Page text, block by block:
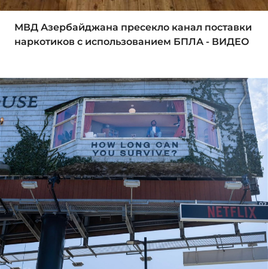
МВД Азербайджана пресекло канал поставки
наркотиков с использованием БПЛА - ВИДЕО